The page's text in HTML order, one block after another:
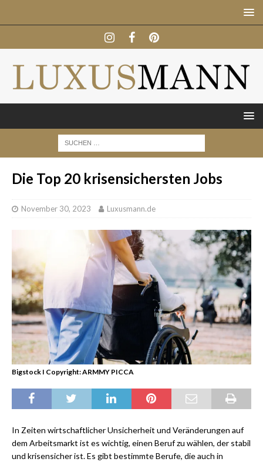
Die Top 20 krisensichersten Jobs
November 30, 2023 Luxusmann.de
Bigstock I Copyright: ARMMY PICCA
In Zeiten wirtschaftlicher Unsicherheit und Veränderungen auf
dem Arbeitsmarkt ist es wichtig, einen Beruf zu wählen, der stabil
und krisensicher ist. Es gibt bestimmte Berufe, die auch in